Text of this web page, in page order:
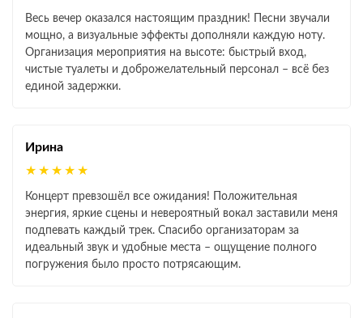
Весь вечер оказался настоящим праздник! Песни звучали
мощно, а визуальные эффекты дополняли каждую ноту.
Организация мероприятия на высоте: быстрый вход,
чистые туалеты и доброжелательный персонал – всё без
единой задержки.
Ирина
★★★★★
Концерт превзошёл все ожидания! Положительная
энергия, яркие сцены и невероятный вокал заставили меня
подпевать каждый трек. Спасибо организаторам за
идеальный звук и удобные места – ощущение полного
погружения было просто потрясающим.